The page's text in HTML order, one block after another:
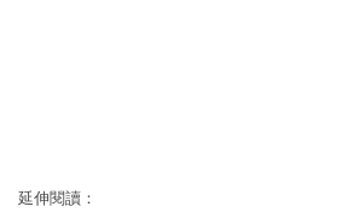
延伸閱讀：